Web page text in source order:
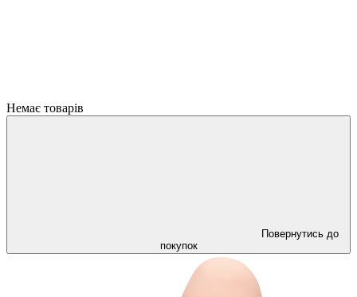
Немає товарів
Повернутись до
покупок